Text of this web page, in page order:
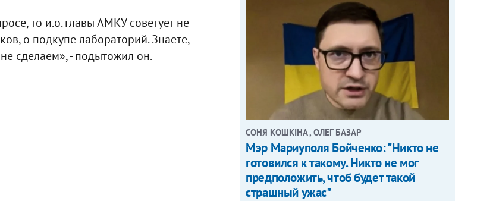
то и.о. главы АМКУ советует не
о подкупе лабораторий. Знаете,
сделаем», - подытожил он.
СОНЯ КОШКІНА , ОЛЕГ БАЗАР
Мэр Мариуполя Бойченко: "Никто не
готовился к такому. Никто не мог
предположить, чтоб будет такой
страшный ужас"